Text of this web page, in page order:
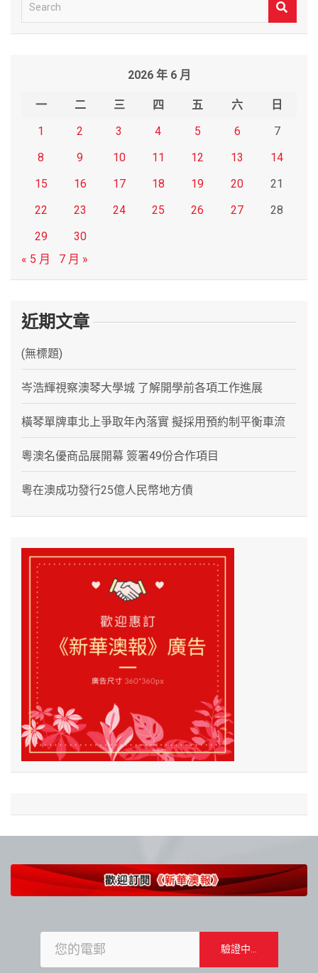
e
2026 年 6 月
一 二 三 四 五 六
日
1
2 3 4 5 6
7
8
9 10 11 12 13
14
15
16 17 18 19 20
21
22
23 24 25 26 27
28
29
30
« 5 月
7 月 »
近期文章
(無標題)
岑浩輝視察澳琴大學城 了解開學前各項工作進展
橫琴單牌車北上爭取年內落實 擬採用預約制平衡車流
粵澳名優商品展開幕 簽署49份合作項目
粵在澳成功發行25億人民幣地方債